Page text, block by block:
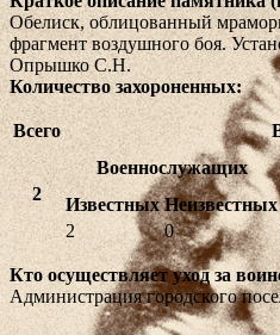
Обелиск, облицованный
фрагмент воздушного боя.
Опрышко С.Н.
Количество захороненных:
Всего
2
Военнослужащих
Известных Неизвестных
2
0
Кто осуществляет уход за
Администрация городского